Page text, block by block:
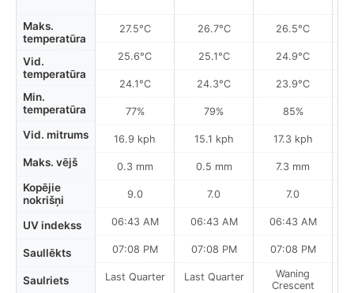
Maks.
temperatūra
Vid.
temperatūra
Min.
temperatūra
Vid. mitrums
Maks. vējš
Kopējie
nokrišņi
UV indekss
Saullēkts
Saulriets
27.5°C
25.6°C
24.1°C
77%
16.9 kph
0.3 mm
9.0
06:43 AM
07:08 PM
Last Quarter
26.7°C
25.1°C
24.3°C
79%
15.1 kph
0.5 mm
7.0
06:43 AM
07:08 PM
Last Quarter
26.5°C
24.9°C
23.9°C
85%
17.3 kph
7.3 mm
7.0
06:43 AM
07:08 PM
Waning
Crescent